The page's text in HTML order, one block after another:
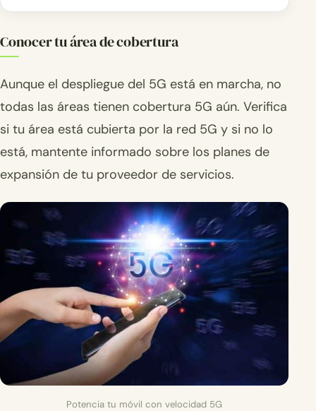
Conocer tu área de cobertura
Aunque el despliegue del 5G está en marcha, no
todas las áreas tienen cobertura 5G aún. Verifica
si tu área está cubierta por la red 5G y si no lo
está, mantente informado sobre los planes de
expansión de tu proveedor de servicios.
Potencia tu móvil con velocidad 5G